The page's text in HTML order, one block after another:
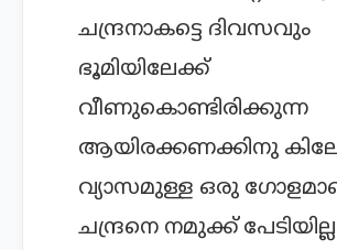
ചന്ദ്രനാകട്ടെ ദിവസവും
ഭൂമിയിലേക്ക്
വീണുകൊണ്ടിരിക്കുന്ന
ആയിരക്കണക്കിനു
വ്യാസമുള്ള ഒരു
ചന്ദ്രനെ നമുക്ക്